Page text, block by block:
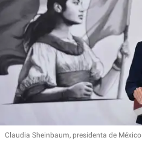
Claudia Sheinbaum, presidenta de México